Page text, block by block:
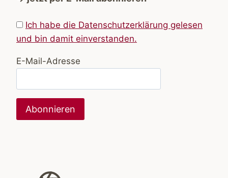
Ich habe die Datenschutzerklärung gelesen
und bin damit einverstanden.
E-Mail-Adresse